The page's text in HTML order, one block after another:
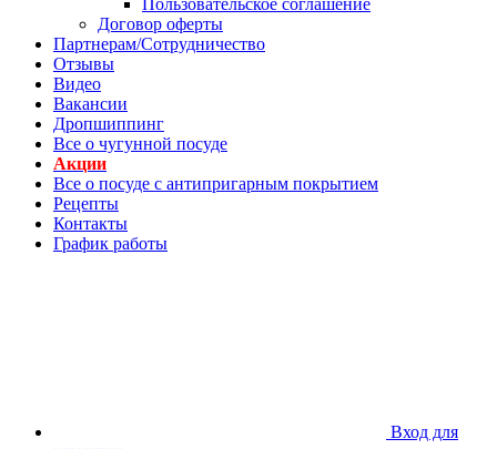
Договор оферты
Партнерам/Сотрудничество
Отзывы
Видео
Вакансии
Дропшиппинг
Все о чугунной посуде
Акции
Все о посуде с антипригарным покрытием
Рецепты
Контакты
График работы
Вход для